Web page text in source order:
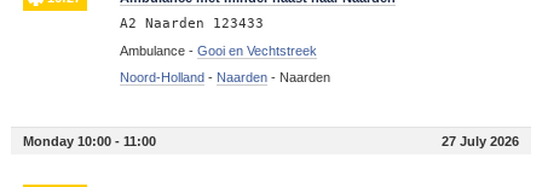
A2 Naarden 123433
Ambulance - Gooi en Vechtstreek
Noord-Holland- Naarden- Naarden
Monday 10:00 - 11:00 27 July 2026